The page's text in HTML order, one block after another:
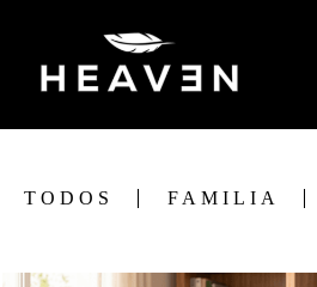
TODOS FAMILIA